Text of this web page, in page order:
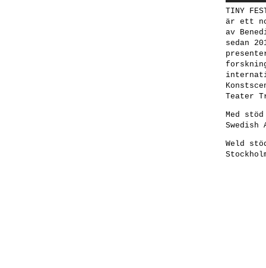
TINY
är ett
av
sedan
Teater
Med
Weld